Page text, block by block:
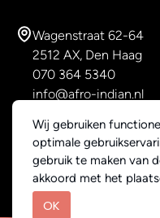
Wij gebruiken
optimale
gebruik te maken van
akkoord met het
OK
Wagenstraat 62-64
2512 AX, Den Haag
070 364 5340
info@afro-indian.nl